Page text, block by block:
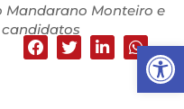
Abrir
Mandarano Monteiro e
candidatos